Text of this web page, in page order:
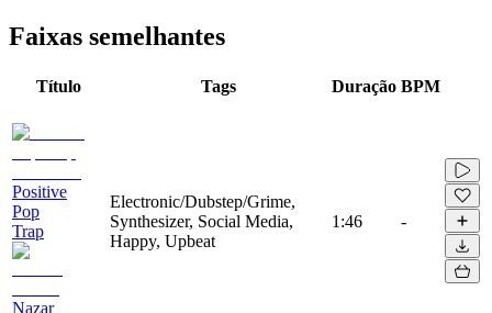
Faixas semelhantes
Título Tags Duração BPM
Positive
Pop
Trap
Nazar
Electronic/Dubstep/Grime,
Synthesizer, Social Media,
Happy, Upbeat
1:46 -